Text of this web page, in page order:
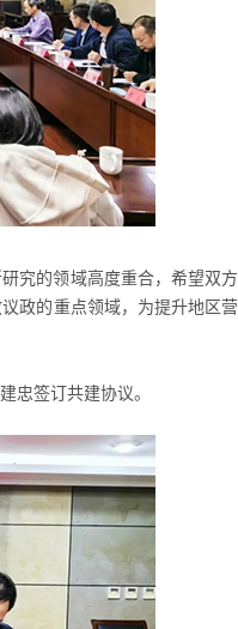
究的领域高度重合，希望双
政的重点领域，为提升地区
忠签订共建协议。